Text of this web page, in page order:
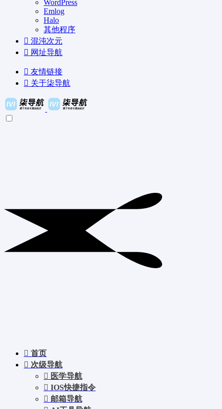
WordPress
Emlog
Halo
其他程序
混沌次元
网址导航
友情链接
关于柒导航
首页
次级导航
医学导航
IOS快捷指令
邮箱导航